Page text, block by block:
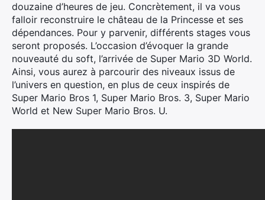
douzaine d’heures de jeu. Concrètement, il va vous
falloir reconstruire le château de la Princesse et ses
dépendances. Pour y parvenir, différents stages vous
seront proposés. L’occasion d’évoquer la grande
nouveauté du soft, l’arrivée de Super Mario 3D World.
Ainsi, vous aurez à parcourir des niveaux issus de
l’univers en question, en plus de ceux inspirés de
Super Mario Bros 1, Super Mario Bros. 3, Super Mario
World et New Super Mario Bros. U.